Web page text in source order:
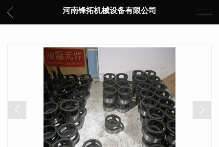
河南锋拓机械设备有限公司